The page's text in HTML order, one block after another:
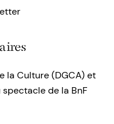
la Culture (DGCA) et
de la BnF